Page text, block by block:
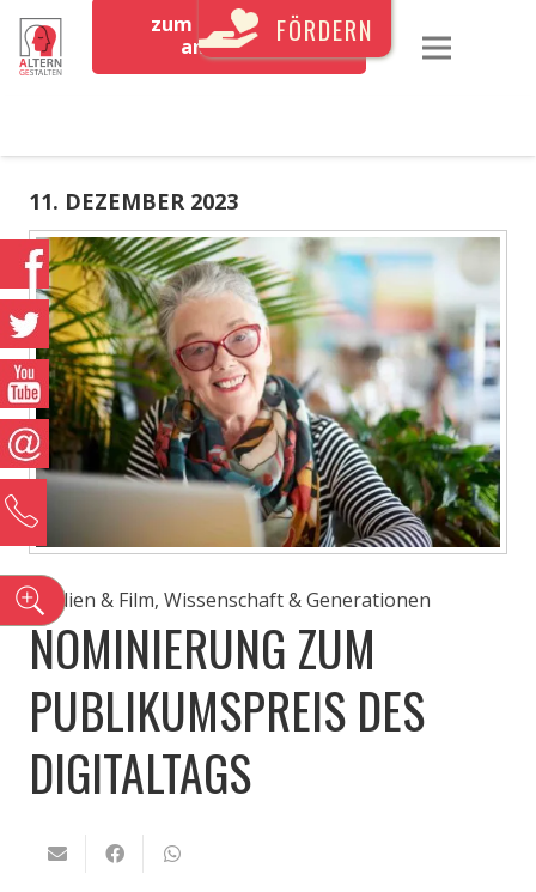
zum Newsletter
anmeldenFÖRDERN
11. DEZEMBER 2023
Medien & Film, Wissenschaft & Generationen
NOMINIERUNG ZUM
PUBLIKUMSPREIS DES
DIGITALTAGS